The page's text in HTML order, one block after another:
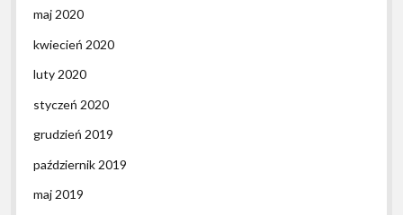
maj 2020
kwiecień 2020
luty 2020
styczeń 2020
grudzień 2019
październik 2019
maj 2019